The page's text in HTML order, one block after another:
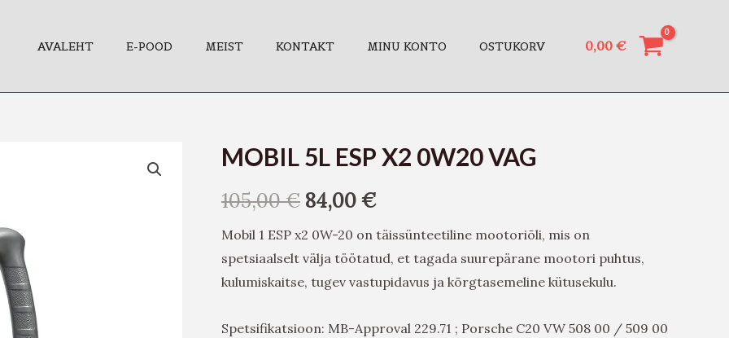
AVALEHT E-POOD MEIST KONTAKT MINU KONTO OSTUKORV 0,00 €
MOBIL 5L ESP X2 0W20 VAG
105,00€ 84,00€
Mobil 1 ESP x2 0W-20 on täissünteetiline mootoriõli, mis on
spetsiaalselt välja töötatud, et tagada suurepärane mootori puhtus,
kulumiskaitse, tugev vastupidavus ja kõrgtasemeline kütusekulu.
Spetsifikatsioon: MB-Approval 229.71 ; Porsche C20 VW 508 00 / 509 00
MOBIL
ESP
VAG